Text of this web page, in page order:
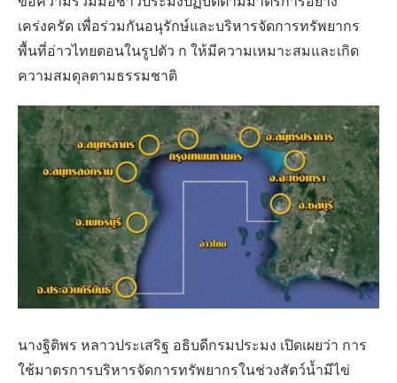
เคร่งครัด เพื่อร่วมกันอนุรักษ์และบริหารจัดการทรัพยากร
พื้นที่อ่าวไทยตอนในรูปตัว ก ให้มีความเหมาะสมและเกิด
ความสมดุลตามธรรมชาติ
นางฐิติพร หลาวประเสริฐ อธิบดีกรมประมง เปิดเผยว่า การ
ใช้มาตรการบริหารจัดการทรัพยากรในช่วงสัตว์น้ำมีไข่